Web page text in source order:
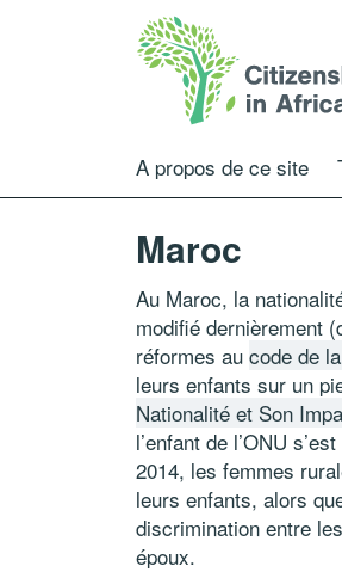
A propos de ce site
Maroc
Au Maroc, la
modifié dernièrement
réformes au code de
leurs enfants sur un
Nationalité et Son
l’enfant de l’ONU s’est
2014, les femmes
leurs enfants, alors
discrimination entre
époux.